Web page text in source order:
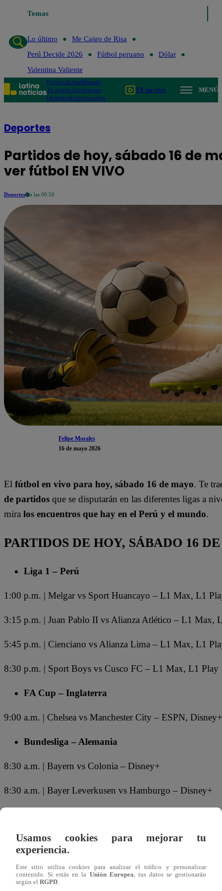
Temas
Lo último
Me Caigo de Risa
Perú Decide 2026
Fútbol peruano
Dólar
Valentina Valiente
PolíticaLimaMundo
Te ayudoTendencias
DeportesEspectáculos
TV en vivo MENÚ
Deportes
Partidos de hoy, sábado 16 de
ver fútbol EN VIVO
Deportes a las 00:50
Felipe Morales
16 de mayo 2026
El fútbol en vivo para hoy, sábado 16 de mayo. Te
de partidos que se disputarán en las diferentes ligas a
mira los encuentros que hay en el Perú y el mundo.
PARTIDOS DE HOY, SÁBADO 16
Liga 1 – Perú
1:00 p.m. | Melgar vs Sport Huancayo – L1 Max, L1
3:15 p.m. | Juan Pablo II vs Alianza Atlético – L1 Max,
5:45 p.m. | Cienciano vs Alianza Lima – L1 Max, L1
8:30 p.m. | Sport Boys vs Cusco FC – L1 Max, L1 Play
FA Cup – Inglaterra
9:00 a.m. | Chelsea vs Manchester City – ESPN, Disney+
Bundesliga – Alemania
8:30 a.m. | Bayern vs Colonia – Disney+
8:30 a.m. | Bayer Leverkusen vs Hamburgo – Disney+
8:30 a.m. | Borussia Monchengladbach vs Hoffenheim
8:30 a.m. | Heidenheim vs Mainz – Disney+
8:30 a.m. | Werder Bremen vs Borussia Dortmund –
Usamos cookies para mejorar tu
experiencia.
Este sitio utiliza cookies para analizar el tráfico y personalizar
contenido. Si estás en la Unión Europea, tus datos se gestionarán
según el RGPD.